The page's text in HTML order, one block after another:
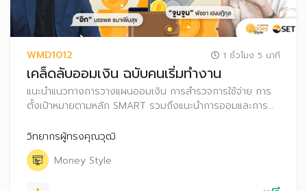
WMD1012 1 ชั่วโมง 5 นาที
เคล็ดลับออมเงิน ฉบับคนเริ่มทำงาน
แนะนำแนวทางการวางแผนออมเงิน การสำรวจการใช้จ่าย การ
ตั้งเป้าหมายตามหลัก SMART รวมถึงแนะนำการออมและการ
วิทยากรผู้ทรงคุณวุฒิ
Money Style